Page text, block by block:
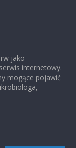
jako
internetowy.
mogące pojawić